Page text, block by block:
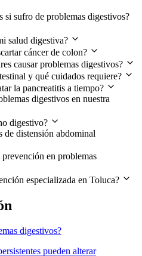
si sufro de problemas digestivos?
salud digestiva?
cáncer de colon?
causar problemas digestivos?
y qué cuidados requiere?
la pancreatitis a tiempo?
digestivos en nuestra
digestivo?
de distensión abdominal
en problemas
especializada en Toluca?
digestivos?
pueden alterar